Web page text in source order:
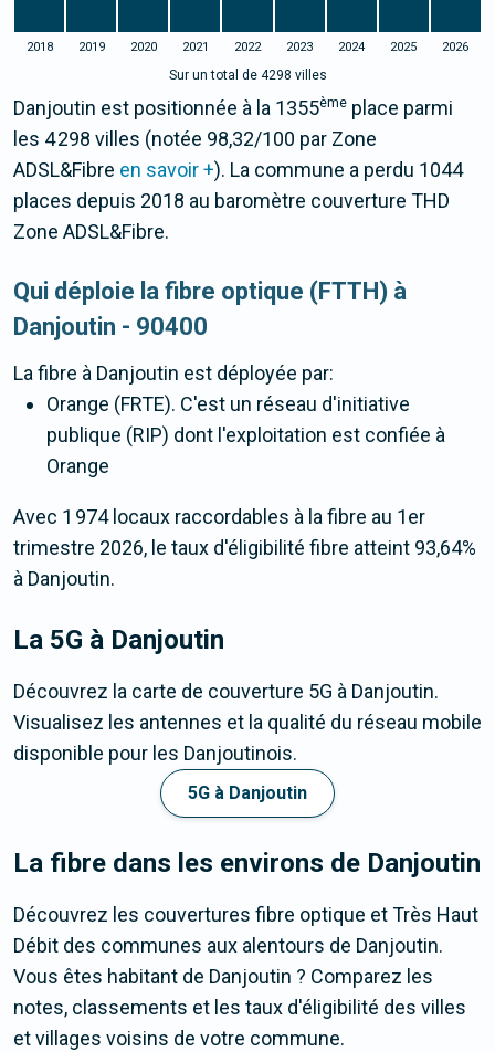
2018 2019 2020 2021 2022 2023 2024 2025 2026
Sur un total de 4298 villes
Danjoutin est positionnée à la 1355ème place parmi
les 4 298 villes (notée 98,32/100 par Zone
ADSL&Fibre en savoir +). La commune a perdu 1044
places depuis 2018 au baromètre couverture THD
Zone ADSL&Fibre.
Qui déploie la fibre optique (FTTH) à
Danjoutin - 90400
La fibre à Danjoutin est déployée par:
Orange (FRTE). C'est un réseau d'initiative
publique (RIP) dont l'exploitation est confiée à
Orange
Avec 1 974 locaux raccordables à la fibre au 1er
trimestre 2026, le taux d'éligibilité fibre atteint 93,64%
à Danjoutin.
La 5G à Danjoutin
Découvrez la carte de couverture 5G à Danjoutin.
Visualisez les antennes et la qualité du réseau mobile
disponible pour les Danjoutinois.
5G à Danjoutin
La fibre dans les environs de Danjoutin
Découvrez les couvertures fibre optique et Très Haut
Débit des communes aux alentours de Danjoutin.
Vous êtes habitant de Danjoutin ? Comparez les
notes, classements et les taux d'éligibilité des villes
et villages voisins de votre commune.